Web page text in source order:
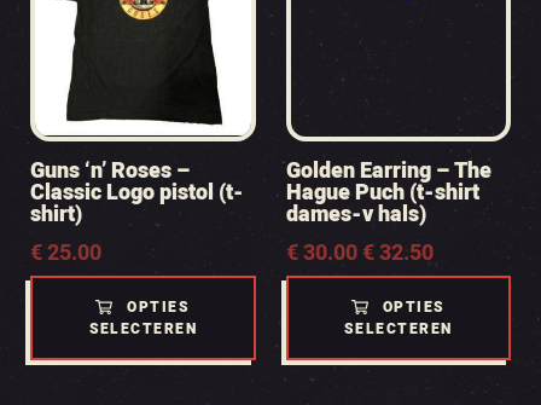
Guns ‘n’ Roses –
Classic Logo pistol (t-
shirt)
€25.00
OPTIES
SELECTEREN
Golden Earring – The
Hague Puch (t-shirt
dames-v hals)
€30.00-€32.50
Prijsklasse:
€ 30.00
OPTIES
SELECTEREN